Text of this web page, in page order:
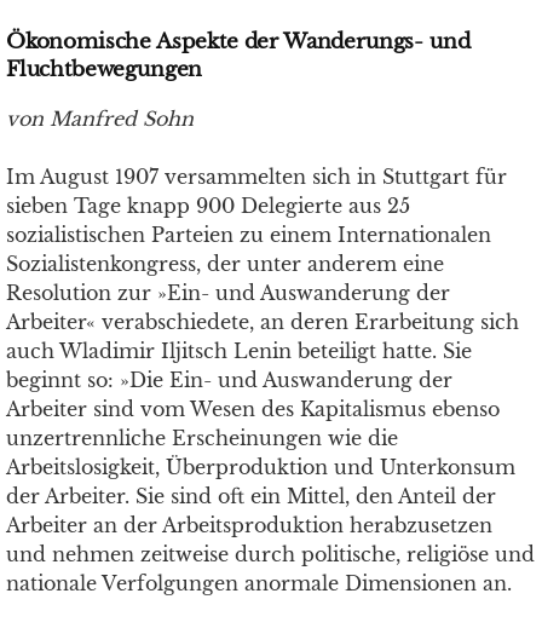
Ökonomische Aspekte der Wanderungs- und
Fluchtbewegungen
von Manfred Sohn
Im August 1907 versammelten sich in Stuttgart für
sieben Tage knapp 900 Delegierte aus 25
sozialistischen Parteien zu einem Internationalen
Sozialistenkongress, der unter anderem eine
Resolution zur »Ein- und Auswanderung der
Arbeiter« verabschiedete, an deren Erarbeitung sich
auch Wladimir Iljitsch Lenin beteiligt hatte. Sie
beginnt so: »Die Ein- und Auswanderung der
Arbeiter sind vom Wesen des Kapitalismus ebenso
unzertrennliche Erscheinungen wie die
Arbeitslosigkeit, Überproduktion und Unterkonsum
der Arbeiter. Sie sind oft ein Mittel, den Anteil der
Arbeiter an der Arbeitsproduktion herabzusetzen
und nehmen zeitweise durch politische, religiöse und
nationale Verfolgungen anormale Dimensionen an.